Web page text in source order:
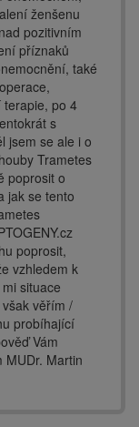
ženšenu
pozitivním
příznaků
také
terapie, po 4
s
jsem se ale i o
Trametes
poprosit o
jak se tento
poprosit,
vzhledem k
situace
věřím /
probíhající
Vám
MUDr. Martin